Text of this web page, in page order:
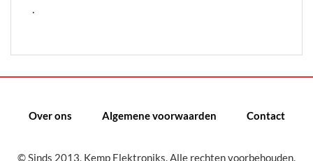
.
Over ons Algemene voorwaarden Contact
© Sinds 2013, Kemp Elektroniks. Alle rechten voorbehouden.